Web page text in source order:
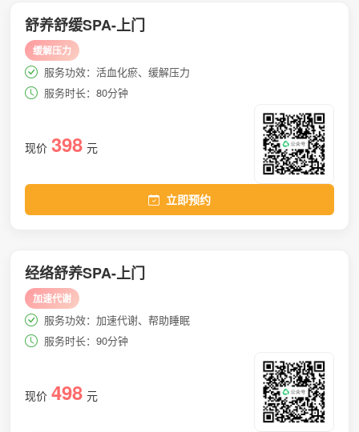
舒养舒缓SPA-上门
缓解压力
服务功效：活血化瘀、缓解压力
服务时长：80分钟
现价 398 元
立即预约
经络舒养SPA-上门
加速代谢
服务功效：加速代谢、帮助睡眠
服务时长：90分钟
现价 498 元